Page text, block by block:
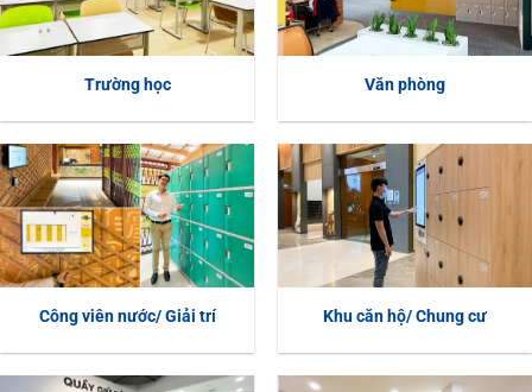
Trường học Văn phòng
Công viên nước/ Giải trí Khu căn hộ/ Chung cư